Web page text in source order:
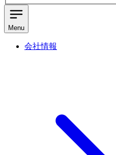
Menu
会社情報